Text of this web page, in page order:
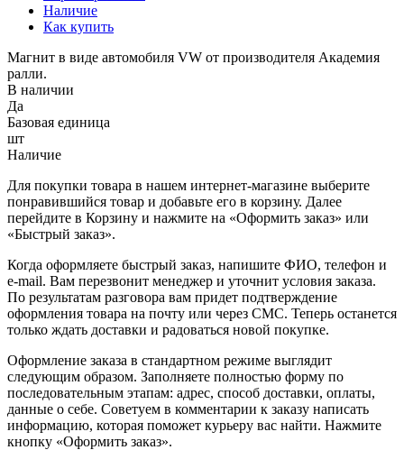
Наличие
Как купить
Магнит в виде автомобиля VW от производителя Академия
ралли.
В наличии
Да
Базовая единица
шт
Наличие
Для покупки товара в нашем интернет-магазине выберите
понравившийся товар и добавьте его в корзину. Далее
перейдите в Корзину и нажмите на «Оформить заказ» или
«Быстрый заказ».
Когда оформляете быстрый заказ, напишите ФИО, телефон и
e-mail. Вам перезвонит менеджер и уточнит условия заказа.
По результатам разговора вам придет подтверждение
оформления товара на почту или через СМС. Теперь останется
только ждать доставки и радоваться новой покупке.
Оформление заказа в стандартном режиме выглядит
следующим образом. Заполняете полностью форму по
последовательным этапам: адрес, способ доставки, оплаты,
данные о себе. Советуем в комментарии к заказу написать
информацию, которая поможет курьеру вас найти. Нажмите
кнопку «Оформить заказ».